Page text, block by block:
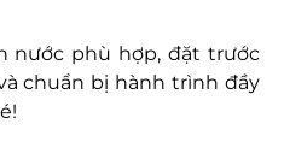
nước phù hợp,đặt trước
chuẩn bị hành trìnhđầy